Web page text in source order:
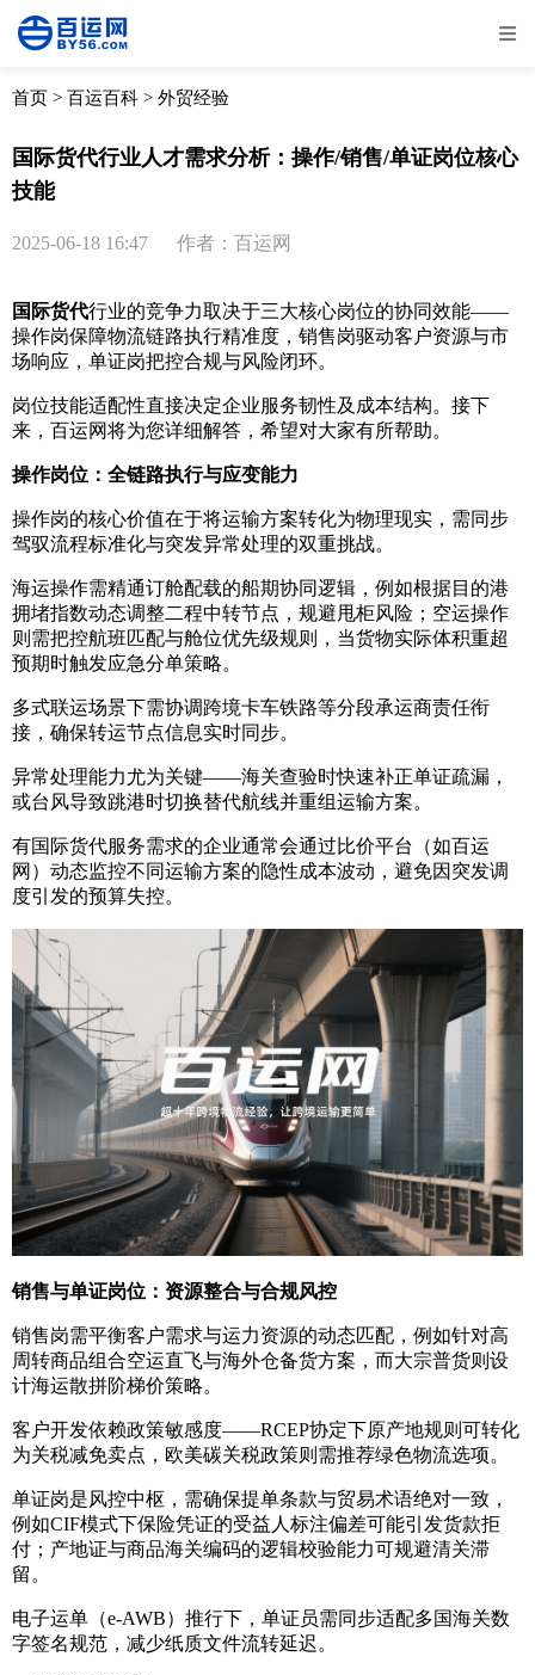
全部 物流资讯
首页 > 百运百科 > 外贸经验
国际货代行业人才需求分析：操作/销售/单证岗位核心
技能
2025-06-18 16:47 作者：百运网
国际货代行业的竞争力取决于三大核心岗位的协同效能——
操作岗保障物流链路执行精准度，销售岗驱动客户资源与市
场响应，单证岗把控合规与风险闭环。
岗位技能适配性直接决定企业服务韧性及成本结构。接下
来，百运网将为您详细解答，希望对大家有所帮助。
操作岗位：全链路执行与应变能力
操作岗的核心价值在于将运输方案转化为物理现实，需同步
驾驭流程标准化与突发异常处理的双重挑战。
海运操作需精通订舱配载的船期协同逻辑，例如根据目的港
拥堵指数动态调整二程中转节点，规避甩柜风险；空运操作
则需把控航班匹配与舱位优先级规则，当货物实际体积重超
预期时触发应急分单策略。
多式联运场景下需协调跨境卡车铁路等分段承运商责任衔
接，确保转运节点信息实时同步。
异常处理能力尤为关键——海关查验时快速补正单证疏漏，
或台风导致跳港时切换替代航线并重组运输方案。
有国际货代服务需求的企业通常会通过比价平台（如百运
网 ）动态监控不同运输方案的隐性成本波动，避免因突发调
度引发的预算失控。
销售与单证岗位：资源整合与合规风控
销售岗需平衡客户需求与运力资源的动态匹配，例如针对高
周转商品组合空运直飞与海外仓备货方案，而大宗普货则设
计海运散拼阶梯价策略。
客户开发依赖政策敏感度——RCEP协定下原产地规则可转化
为关税减免卖点，欧美碳关税政策则需推荐绿色物流选项。
单证岗是风控中枢，需确保提单条款与贸易术语绝对一致，
例如CIF模式下保险凭证的受益人标注偏差可能引发货款拒
付；产地证与商品海关编码的逻辑校验能力可规避清关滞
留。
电子运单（e-AWB）推行下，单证员需同步适配多国海关数
字签名规范，减少纸质文件流转延迟。